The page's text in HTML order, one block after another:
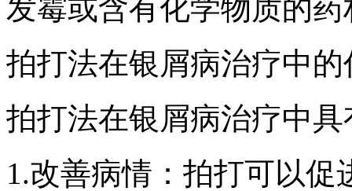
发霉或含有化学物质的药
拍打法在银屑病治疗中的
拍打法在银屑病治疗中
1.改善病情：拍打可以